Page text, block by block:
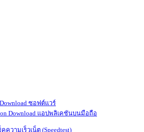
ซอฟต์แวร์
แอปพลิเคชันบนมือถือ
คความเร็วเน็ต (Speedtest)